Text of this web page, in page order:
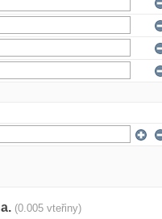
(0.005 vteřiny)